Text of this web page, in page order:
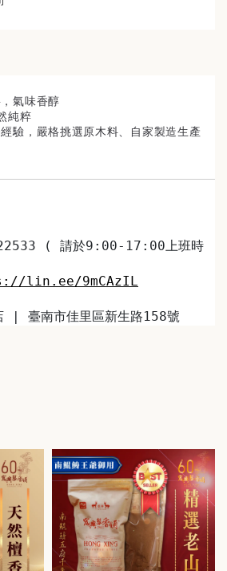
，氣味香醇
純粹
驗，嚴格挑選原木料、自家製造生產
( 請於9:00-17:00上班時
lin.ee/9mCAzIL
| 臺南市佳里區新生路158號